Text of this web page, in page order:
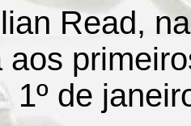
Read,
aos
1º de